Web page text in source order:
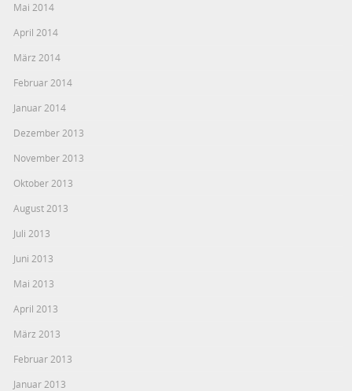
Mai 2014
April 2014
März 2014
Februar 2014
Januar 2014
Dezember 2013
November 2013
Oktober 2013
August 2013
Juli 2013
Juni 2013
Mai 2013
April 2013
März 2013
Februar 2013
Januar 2013